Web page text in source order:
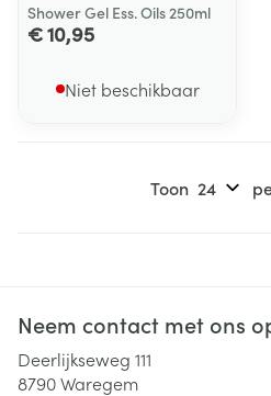
Shower Gel Ess. Oils 250ml
€ 10,95
Niet beschikbaar
Toon
Neem contact met ons
Deerlijkseweg 111
8790Waregem